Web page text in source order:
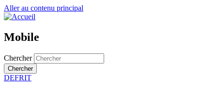
Aller au contenu principal
Mobile
Chercher
Chercher
DEFRIT